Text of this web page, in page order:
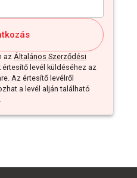
az Általános Szerződési
levél küldéséhez az
Az értesítő levélről
a levél alján található